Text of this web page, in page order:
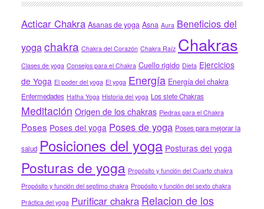
Acticar Chakra Asanas de yoga Asna Aura Beneficios del
yogachakra Chakra del Corazón Chakra Raíz Chakras
Clases de yoga Consejos para el Chakra Cuello rigido Dieta Ejercicios
de Yoga El poder del yoga El yoga Energía Energía del chakra
Enfermedades Hatha Yoga Historia del yoga Los siete Chakras
Meditación Origen de los chakras Piedras para el Chakra
Poses Poses del yoga Poses de yoga Poses para mejorar la
salud Posiciones del yoga Posturas del yoga
Posturas de yoga Propósito y función del Cuarto chakra
Propósito y función del septimo chakra Propósito y función del sexto chakra
Práctica del yoga Purificar chakra Relacion de los